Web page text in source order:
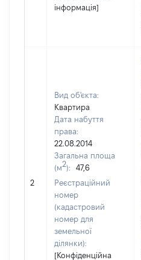
інформація]
2
Вид об'єкта:
Квартира
Дата набуття
права:
22.08.2014
Загальна площа
(м2):
47,6
Реєстраційний
номер
(кадастровий
номер для
земельної
ділянки):
[Конфіденційна